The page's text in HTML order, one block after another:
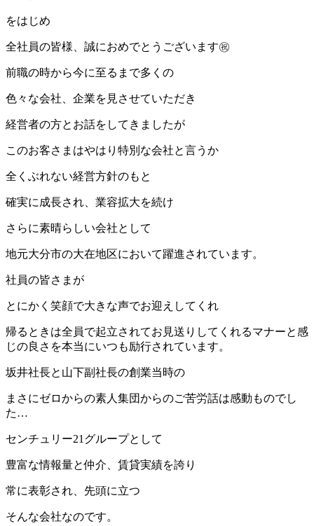
をはじめ
全社員の皆様、誠におめでとうございます㊗
前職の時から今に至るまで多くの
色々な会社、企業を見させていただき
経営者の方とお話をしてきましたが
このお客さまはやはり特別な会社と言うか
全くぶれない経営方針のもと
確実に成長され、業容拡大を続け
さらに素晴らしい会社として
地元大分市の大在地区において躍進されています。
社員の皆さまが
とにかく笑顔で大きな声でお迎えしてくれ
帰るときは全員で起立されてお見送りしてくれるマナーと感
じの良さを本当にいつも励行されています。
坂井社長と山下副社長の創業当時の
まさにゼロからの素人集団からのご苦労話は感動ものでし
た…
センチュリー21グループとして
豊富な情報量と仲介、賃貸実績を誇り
常に表彰され、先頭に立つ
そんな会社なのです。